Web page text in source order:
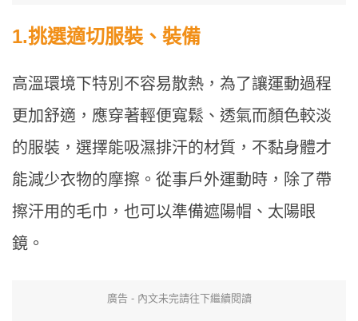
1.挑選適切服裝、裝備
高溫環境下特別不容易散熱，為了讓運動過程
更加舒適，應穿著輕便寬鬆、透氣而顏色較淡
的服裝，選擇能吸濕排汗的材質，不黏身體才
能減少衣物的摩擦。從事戶外運動時，除了帶
擦汗用的毛巾，也可以準備遮陽帽、太陽眼
鏡。
廣告 - 內文未完請往下繼續閱讀